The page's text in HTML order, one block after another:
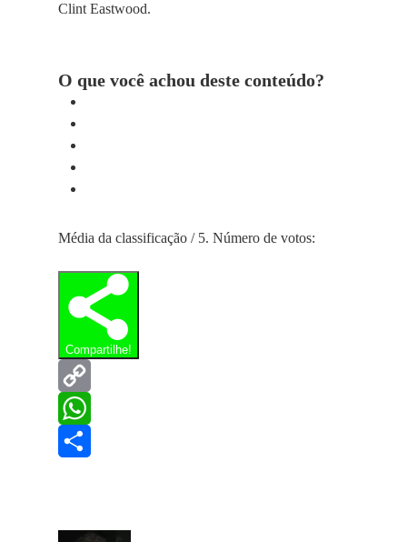
Clint Eastwood.
O que você achou deste conteúdo?
Média da classificação / 5. Número de votos:
Compartilhe!
Copy
Link
WhatsApp